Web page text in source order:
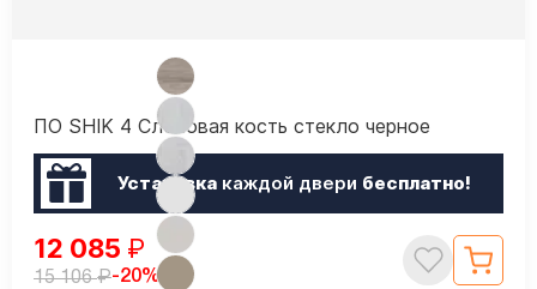
ПО SHIK 4 Слоновая кость стекло черное
Установкакаждой двери бесплатно!
12 085 ₽
15 106₽-20%